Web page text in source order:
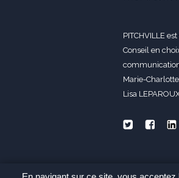
PITCHVILLE
Conseil en
Marie-
Lisa